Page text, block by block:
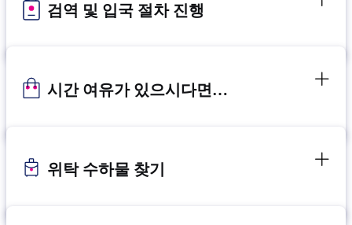
검역 및 입국 절차 진행
시간 여유가 있으시다면…
위탁 수하물 찾기